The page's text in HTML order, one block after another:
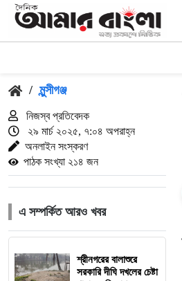
/ মুন্সীগঞ্জ
নিজস্ব প্রতিবেদক
২৯ মার্চ ২০২৫, ৭:০৪ অপরাহ্ন
অনলাইন সংস্করণ
পাঠক সংখ্যা ২১৪ জন
এ সম্পর্কিত আরও খবর
শ্রীনগরের বালাশুরে
সরকারি দীঘি দখলের চেষ্টা